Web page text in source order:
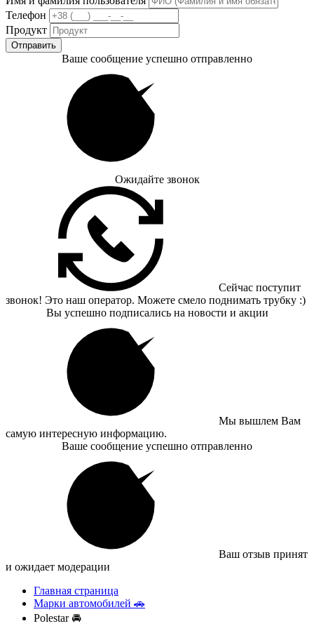
Телефон
Продукт
Отправить
Ваше сообщение успешно отправленно
Ожидайте звонок
Сейчас поступит
звонок! Это наш оператор. Можете смело поднимать трубку :)
Вы успешно подписались на новости и акции
Мы вышлем Вам
самую интересную информацию.
Ваше сообщение успешно отправленно
Ваш отзыв принят
и ожидает модерации
Главная страница
Марки автомобилей 🚗
Polestar 🚘